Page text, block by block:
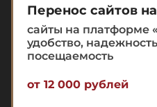
Перенос сайтов
сайты на платформе
удобство,
посещаемость
от 12 000 рублей